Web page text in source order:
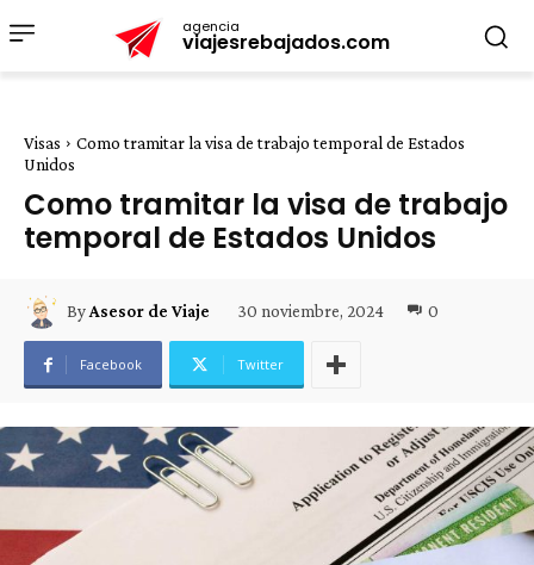
agencia
viajesrebajados.com
Visas
Como tramitar la visa de trabajo temporal de Estados
Unidos
Como tramitar la visa de trabajo
temporal de Estados Unidos
ByAsesor de Viaje 30 noviembre, 2024 0
Facebook Twitter